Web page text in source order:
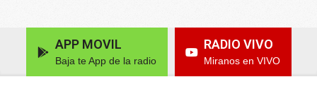
JUANA
FM
Navigation APP MOVIL
Baja te App de la radio
RADIO VIVO
Miranos en VIVO